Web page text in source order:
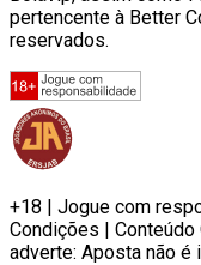
pertencente à Better
reservados.
+18 | Jogue com
Condições |
adverte: Aposta não é